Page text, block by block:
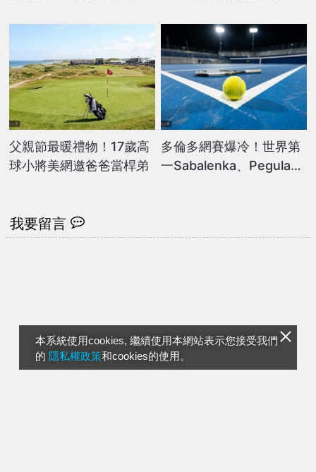
本系統使用cookies, 繼續使用本網站表示您接受我們
的 隱私權政策和cookies的使用。
父親節最暖禮物！17歲高
球小將美網邀爸爸當桿弟
多倫多網賽爆冷！世界第
一Sabalenka、Pegula止
我要留言